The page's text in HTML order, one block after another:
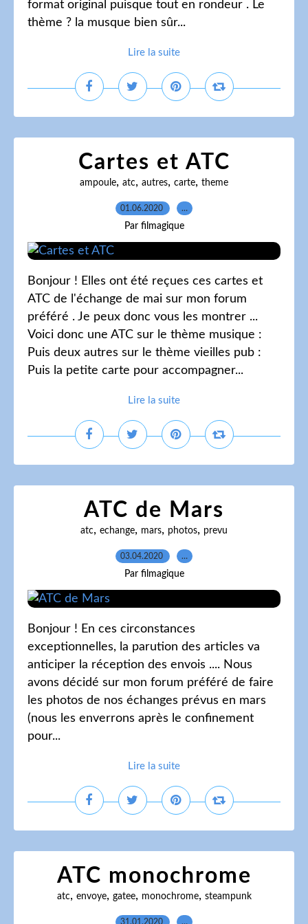
format original puisque tout en rondeur . Le
thème ? la musque bien sûr...
Lire la suite
Cartes et ATC
ampoule, atc, autres, carte, theme
01.06.2020 …
Par filmagique
Bonjour ! Elles ont été reçues ces cartes et
ATC de l'échange de mai sur mon forum
préféré . Je peux donc vous les montrer ...
Voici donc une ATC sur le thème musique :
Puis deux autres sur le thème vieilles pub :
Puis la petite carte pour accompagner...
Lire la suite
ATC de Mars
atc, echange, mars, photos, prevu
03.04.2020 …
Par filmagique
Bonjour ! En ces circonstances
exceptionnelles, la parution des articles va
anticiper la réception des envois .... Nous
avons décidé sur mon forum préféré de faire
les photos de nos échanges prévus en mars
(nous les enverrons après le confinement
pour...
Lire la suite
ATC monochrome
atc, envoye, gatee, monochrome, steampunk
31.01.2020 …